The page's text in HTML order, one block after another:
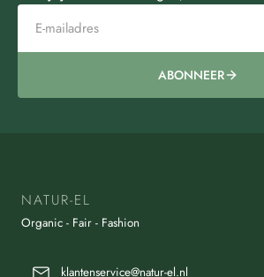
ABONNEER
NATUR-EL
Organic - Fair - Fashion
klantenservice@natur-el.nl